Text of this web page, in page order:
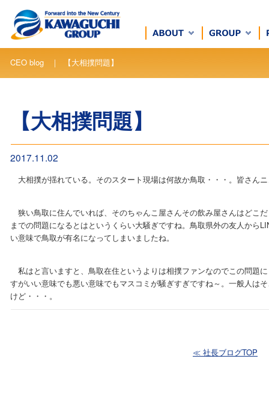
CEO blog ｜ 【大相撲問題】
【大相撲問題】
2017.11.02
大相撲が揺れている。そのスタート現場は何故か鳥取・・・。皆さん
狭い鳥取に住んでいれば、そのちゃんこ屋さんその飲み屋さんはどこ
までの問題になるとはというくらい大騒ぎですね。鳥取県外の友人から
い意味で鳥取が有名になってしまいましたね。
私はと言いますと、鳥取在住というよりは相撲ファンなのでこの問題
すがいい意味でも悪い意味でもマスコミが騒ぎすぎですね～。一般人は
けど・・・。
≪ 社長ブログTOP